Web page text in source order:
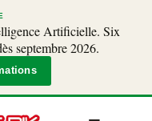
Artificielle. Six
septembre 2026.